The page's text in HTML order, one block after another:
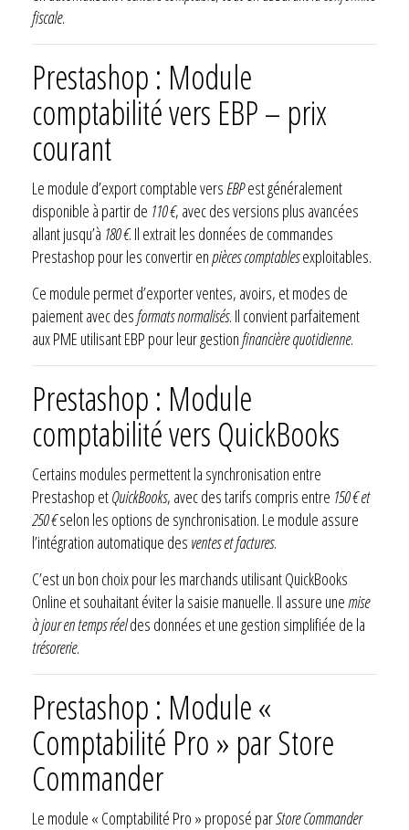
fiscale.
Prestashop : Module
comptabilité vers EBP – prix
courant
Le module d’export comptable versEBPest généralement
disponible à partir de 110 €, avec des versions plus avancées
allant jusqu’à 180 €. Il extrait les données de commandes
Prestashop pour les convertir enpièces comptablesexploitables.
Ce module permet d’exporter ventes, avoirs, et modes de
paiement avec desformats normalisés. Il convient parfaitement
aux PME utilisant EBP pour leur gestionfinancière quotidienne.
Prestashop : Module
comptabilité vers QuickBooks
Certains modules permettent la synchronisation entre
Prestashop etQuickBooks, avec des tarifs compris entre 150 € et
250 €selon les options de synchronisation. Le module assure
l’intégration automatique des ventes et factures.
C’est un bon choix pour les marchands utilisant QuickBooks
Online et souhaitant éviter la saisie manuelle. Il assure une mise
à jour en temps réeldes données et une gestion simplifiée de la
trésorerie.
Prestashop : Module «
Comptabilité Pro » par Store
Commander
Le module « Comptabilité Pro » proposé parStore Commander